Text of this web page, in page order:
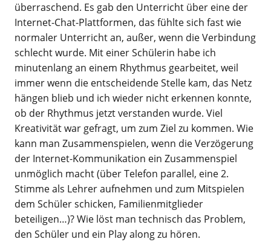
überraschend. Es gab den Unterricht über eine der
Internet-Chat-Plattformen, das fühlte sich fast wie
normaler Unterricht an, außer, wenn die Verbindung
schlecht wurde. Mit einer Schülerin habe ich
minutenlang an einem Rhythmus gearbeitet, weil
immer wenn die entscheidende Stelle kam, das Netz
hängen blieb und ich wieder nicht erkennen konnte,
ob der Rhythmus jetzt verstanden wurde. Viel
Kreativität war gefragt, um zum Ziel zu kommen. Wie
kann man Zusammenspielen, wenn die Verzögerung
der Internet-Kommunikation ein Zusammenspiel
unmöglich macht (über Telefon parallel, eine 2.
Stimme als Lehrer aufnehmen und zum Mitspielen
dem Schüler schicken, Familienmitglieder
beteiligen…)? Wie löst man technisch das Problem,
den Schüler und ein Play along zu hören.